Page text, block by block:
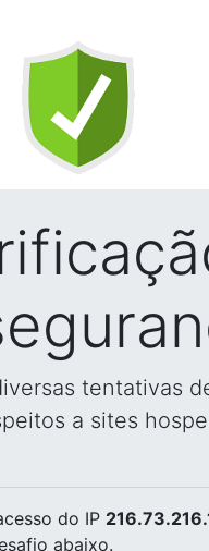
tentativas
a sites
do IP
abaixo.